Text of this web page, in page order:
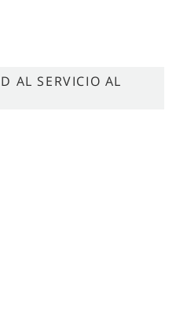
AL SERVICIO AL